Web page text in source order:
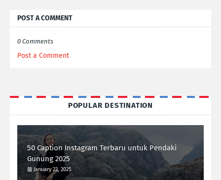
POST A COMMENT
0 Comments
Post a Comment
POPULAR DESTINATION
50 Caption Instagram Terbaru untuk Pendaki
Gunung 2025
January 23, 2025